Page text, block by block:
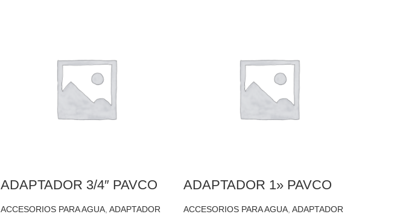
ADAPTADOR 3/4″ PAVCO
ACCESORIOS PARA AGUA ADAPTADOR
ADAPTADOR 1» PAVCO
ACCESORIOS PARA AGUA ADAPTADOR